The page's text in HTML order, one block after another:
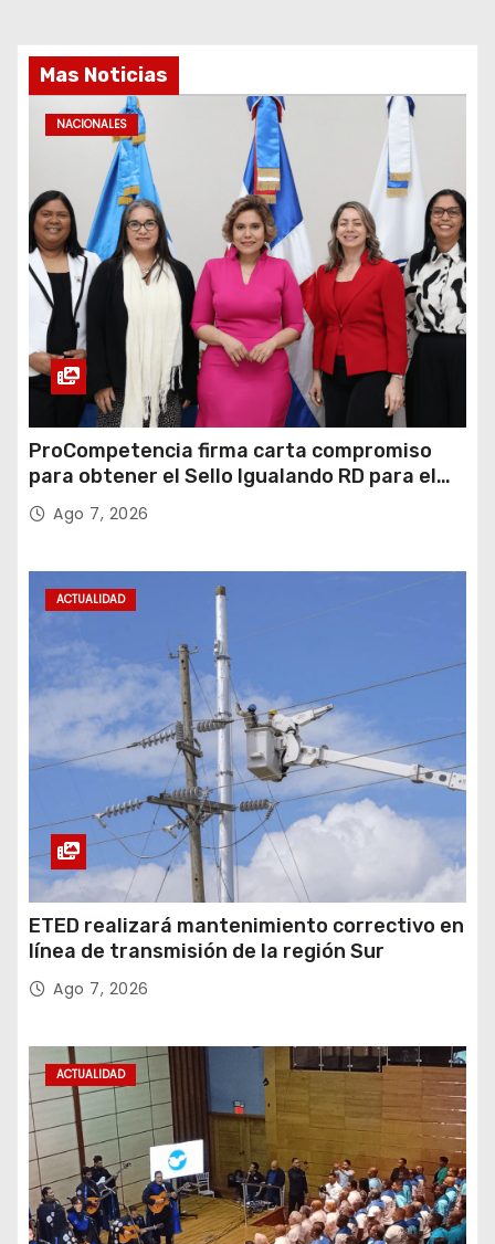
Mas Noticias
NACIONALES
ProCompetencia firma carta compromiso
para obtener el Sello Igualando RD para el
Sector Público
Ago 7, 2026
ACTUALIDAD
ETED realizará mantenimiento correctivo en
línea de transmisión de la región Sur
Ago 7, 2026
ACTUALIDAD